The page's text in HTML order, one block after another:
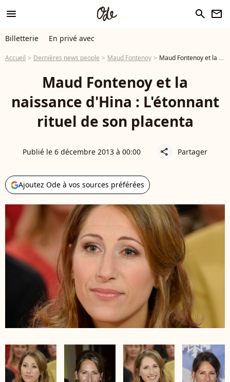
menu search newsletter
Billetterie En privé avec
Accueil Dernières news people Maud Fontenoy Maud Fontenoy et la naissance d'Hina : L'étonnant rituel de son placenta
Maud Fontenoy et la
naissance d'Hina : L'étonnant
rituel de son placenta
Publié le 6 décembre 2013 à 00:00 share Partager
Ajoutez Ode à vos sources préférées